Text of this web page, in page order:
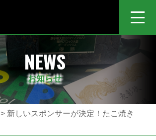
NEWS
お知らせ
> 新しいスポンサーが決定！たこ焼き